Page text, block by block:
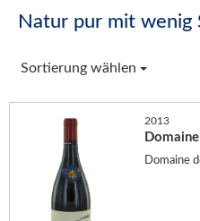
Natur pur mit wenig
Sortierung wählen
2013
Domaine